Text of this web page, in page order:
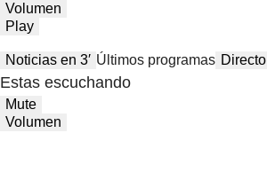
Volumen
Play
Noticias en 3′ Últimos programas Directo
Estas escuchando
Mute
Volumen